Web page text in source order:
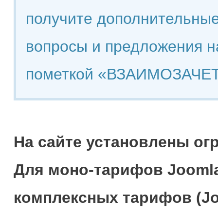
получите
вопросы и предложения
пометкой
На сайте установлены
Для моно-тарифов
комплексных тарифов